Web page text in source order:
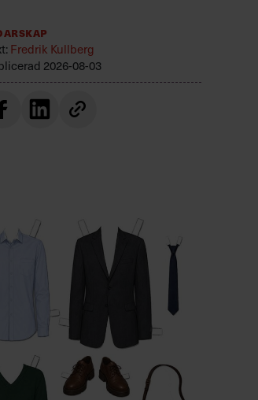
Fredrik Kullberg
2026-08-03